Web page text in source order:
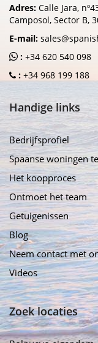
Adres: Calle Jara,
Camposol, Sector B,
E-mail:
: +34 620 540 098
: +34 968 199 188
Handige links
Bedrijfsprofiel
Spaanse woningen
Het koopproces
Ontmoet het team
Getuigenissen
Blog
Neem contact met
Videos
Zoek locaties